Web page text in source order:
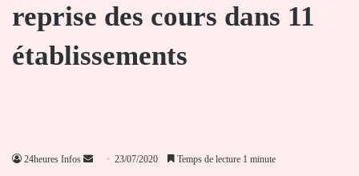
reprise des cours dans 11
établissements
24heures Infos
Envoyer23/07/2020 Temps de lecture 1 minute